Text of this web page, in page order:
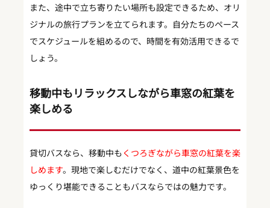
また、途中で立ち寄りたい場所も設定できるため、オリ
ジナルの旅行プランを立てられます。自分たちのペース
でスケジュールを組めるので、時間を有効活用できるで
しょう。
移動中もリラックスしながら車窓の紅葉を
楽しめる
貸切バスなら、移動中も くつろぎながら車窓の紅葉を楽
しめます。現地で楽しむだけでなく、道中の紅葉景色を
ゆっくり堪能できることもバスならではの魅力です。